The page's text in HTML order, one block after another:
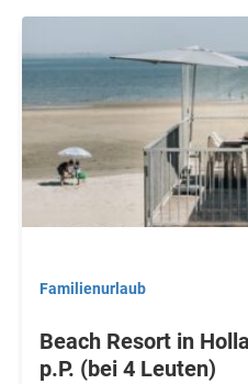
Familienurlaub
Beach Resort in
p.P. (bei 4 Leuten)